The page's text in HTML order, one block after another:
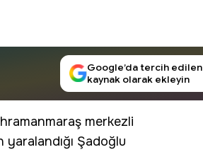
Google’da tercih edilen
kaynak olarak ekleyin
merkezli
Şadoğlu